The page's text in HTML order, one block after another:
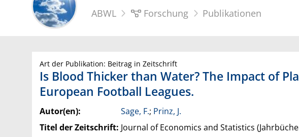
ABWL Forschung Publikationen
Art der Publikation: Beitrag in Zeitschrift
Is Blood Thicker than Water? The Impact of
European Football Leagues.
Autor(en): Sage, F.; Prinz, J.
Titel der Zeitschrift: Journal of Economics and Statistics